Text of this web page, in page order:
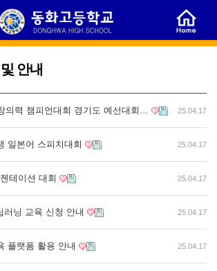
안내
의력 챔피언대회 경기도 예선대회… 25.04.17
일본어 스피치대회 25.04.17
테이션 대회 25.04.17
러닝 교육 신청 안내 25.04.17
플랫폼 활용 안내 25.04.17